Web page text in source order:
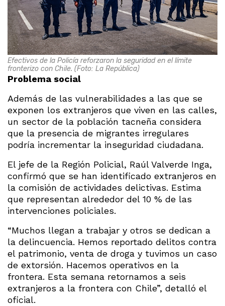
Efectivos de la Policía reforzaron la seguridad en el límite
fronterizo con Chile. (Foto: La República)
Problema social
Además de las vulnerabilidades a las que se
exponen los extranjeros que viven en las calles,
un sector de la población tacneña considera
que la presencia de migrantes irregulares
podría incrementar la inseguridad ciudadana.
El jefe de la Región Policial, Raúl Valverde Inga,
confirmó que se han identificado extranjeros en
la comisión de actividades delictivas. Estima
que representan alrededor del 10 % de las
intervenciones policiales.
“Muchos llegan a trabajar y otros se dedican a
la delincuencia. Hemos reportado delitos contra
el patrimonio, venta de droga y tuvimos un caso
de extorsión. Hacemos operativos en la
frontera. Esta semana retornamos a seis
extranjeros a la frontera con Chile”, detalló el
oficial.